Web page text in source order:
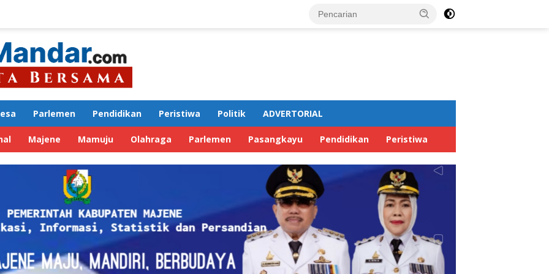
Parlemen Pendidikan Peristiwa Politik ADVERTORIAL
Majene Mamuju Olahraga Parlemen Pasangkayu Pendidikan Peristiwa